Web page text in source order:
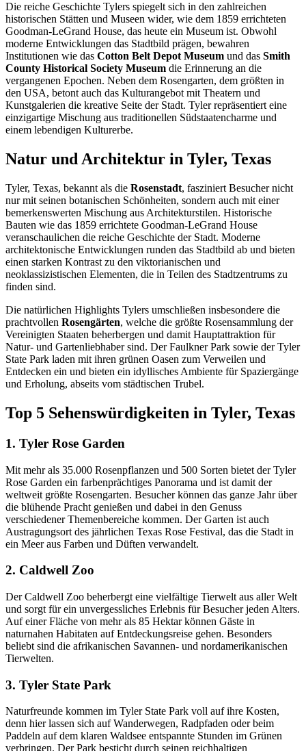
Die reiche Geschichte Tylers spiegelt sich in den zahlreichen
historischen Stätten und Museen wider, wie dem 1859 errichteten
Goodman-LeGrand House, das heute ein Museum ist. Obwohl
moderne Entwicklungen das Stadtbild prägen, bewahren
Institutionen wie das Cotton Belt Depot Museum und das Smith
County Historical Society Museum die Erinnerung an die
vergangenen Epochen. Neben dem Rosengarten, dem größten in
den USA, betont auch das Kulturangebot mit Theatern und
Kunstgalerien die kreative Seite der Stadt. Tyler repräsentiert eine
einzigartige Mischung aus traditionellen Südstaatencharme und
einem lebendigen Kulturerbe.
Natur und Architektur in Tyler, Texas
Tyler, Texas, bekannt als die Rosenstadt, fasziniert Besucher nicht
nur mit seinen botanischen Schönheiten, sondern auch mit einer
bemerkenswerten Mischung aus Architekturstilen. Historische
Bauten wie das 1859 errichtete Goodman-LeGrand House
veranschaulichen die reiche Geschichte der Stadt. Moderne
architektonische Entwicklungen runden das Stadtbild ab und bieten
einen starken Kontrast zu den viktorianischen und
neoklassizistischen Elementen, die in Teilen des Stadtzentrums zu
finden sind.
Die natürlichen Highlights Tylers umschließen insbesondere die
prachtvollen Rosengärten, welche die größte Rosensammlung der
Vereinigten Staaten beherbergen und damit Hauptattraktion für
Natur- und Gartenliebhaber sind. Der Faulkner Park sowie der Tyler
State Park laden mit ihren grünen Oasen zum Verweilen und
Entdecken ein und bieten ein idyllisches Ambiente für Spaziergänge
und Erholung, abseits vom städtischen Trubel.
Top 5 Sehenswürdigkeiten in Tyler, Texas
1. Tyler Rose Garden
Mit mehr als 35.000 Rosenpflanzen und 500 Sorten bietet der Tyler
Rose Garden ein farbenprächtiges Panorama und ist damit der
weltweit größte Rosengarten. Besucher können das ganze Jahr über
die blühende Pracht genießen und dabei in den Genuss
verschiedener Themenbereiche kommen. Der Garten ist auch
Austragungsort des jährlichen Texas Rose Festival, das die Stadt in
ein Meer aus Farben und Düften verwandelt.
2. Caldwell Zoo
Der Caldwell Zoo beherbergt eine vielfältige Tierwelt aus aller Welt
und sorgt für ein unvergessliches Erlebnis für Besucher jeden Alters.
Auf einer Fläche von mehr als 85 Hektar können Gäste in
naturnahen Habitaten auf Entdeckungsreise gehen. Besonders
beliebt sind die afrikanischen Savannen- und nordamerikanischen
Tierwelten.
3. Tyler State Park
Naturfreunde kommen im Tyler State Park voll auf ihre Kosten,
denn hier lassen sich auf Wanderwegen, Radpfaden oder beim
Paddeln auf dem klaren Waldsee entspannte Stunden im Grünen
verbringen. Der Park besticht durch seinen reichhaltigen